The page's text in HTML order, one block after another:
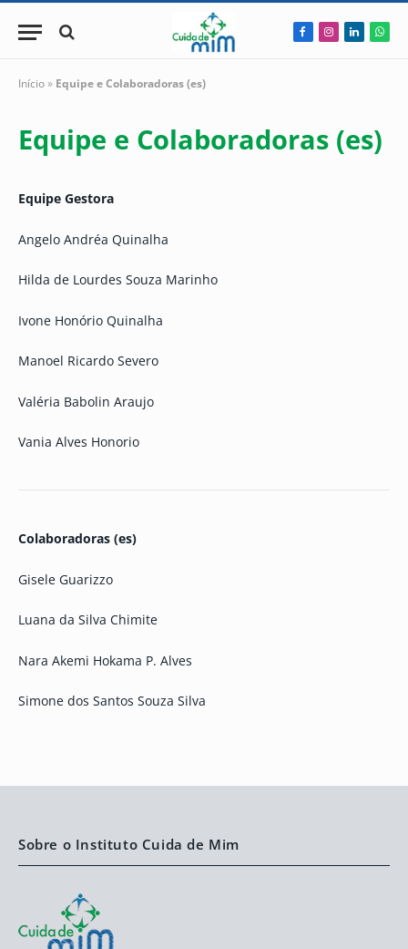
Facebook
Instagram
LinkedIn
Início» Equipe e Colaboradoras (es)
Equipe e Colaboradoras (es)
Equipe Gestora
Angelo Andréa Quinalha
Hilda de Lourdes Souza Marinho
Ivone Honório Quinalha
Manoel Ricardo Severo
Valéria Babolin Araujo
Vania Alves Honorio
Colaboradoras (es)
Gisele Guarizzo
Luana da Silva Chimite
Nara Akemi Hokama P. Alves
Simone dos Santos Souza Silva
Sobre o Instituto Cuida de Mim